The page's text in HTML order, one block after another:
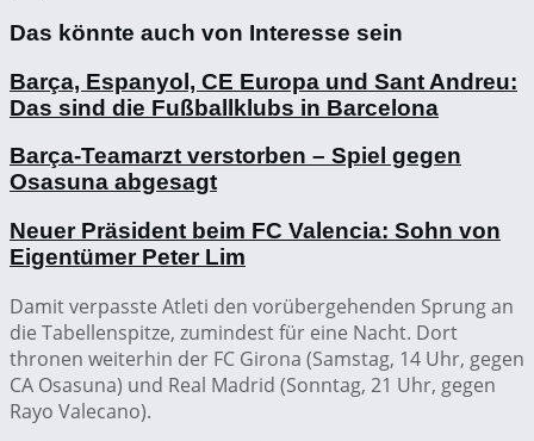
Das könnte auch von Interesse sein
Barça, Espanyol, CE Europa und Sant Andreu:
Das sind die Fußballklubs in Barcelona
Barça-Teamarzt verstorben – Spiel gegen
Osasuna abgesagt
Neuer Präsident beim FC Valencia: Sohn von
Eigentümer Peter Lim
Damit verpasste Atleti den vorübergehenden Sprung an
die Tabellenspitze, zumindest für eine Nacht. Dort
thronen weiterhin der FC Girona (Samstag, 14 Uhr, gegen
CA Osasuna) und Real Madrid (Sonntag, 21 Uhr, gegen
Rayo Valecano).